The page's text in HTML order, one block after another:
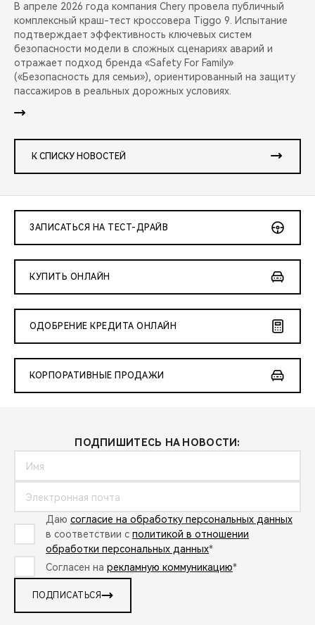
В апреле 2026 года компания Chery провела публичный
комплексный краш-тест кроссовера Tiggo 9. Испытание
подтверждает эффективность ключевых систем
безопасности модели в сложных сценариях аварий и
отражает подход бренда «Safety For Family»
(«Безопасность для семьи»), ориентированный на защиту
пассажиров в реальных дорожных условиях.
К СПИСКУ НОВОСТЕЙ
ЗАПИСАТЬСЯ НА ТЕСТ-ДРАЙВ
КУПИТЬ ОНЛАЙН
ОДОБРЕНИЕ КРЕДИТА ОНЛАЙН
КОРПОРАТИВНЫЕ ПРОДАЖИ
ПОДПИШИТЕСЬ НА НОВОСТИ:
Даю согласие на обработку персональных данных
в соответствии с политикой в отношении
обработки персональных данных*
Согласен на рекламную коммуникацию*
ПОДПИСАТЬСЯ